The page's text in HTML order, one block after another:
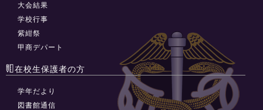
大会結果
学校行事
紫紺祭
甲商デパート
在校生保護者の方
学年だより
図書館通信